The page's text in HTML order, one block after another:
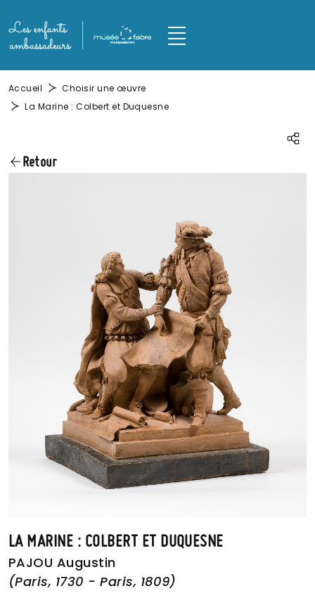
Fil d'Ariane
Accueil
Choisir une œuvre
La Marine : Colbert et Duquesne
Retour
LA MARINE : COLBERT ET DUQUESNE
PAJOU Augustin
(Paris, 1730 - Paris, 1809)